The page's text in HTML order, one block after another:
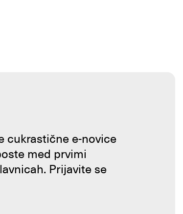
cukrastične e-novice
med prvimi
Prijavite se